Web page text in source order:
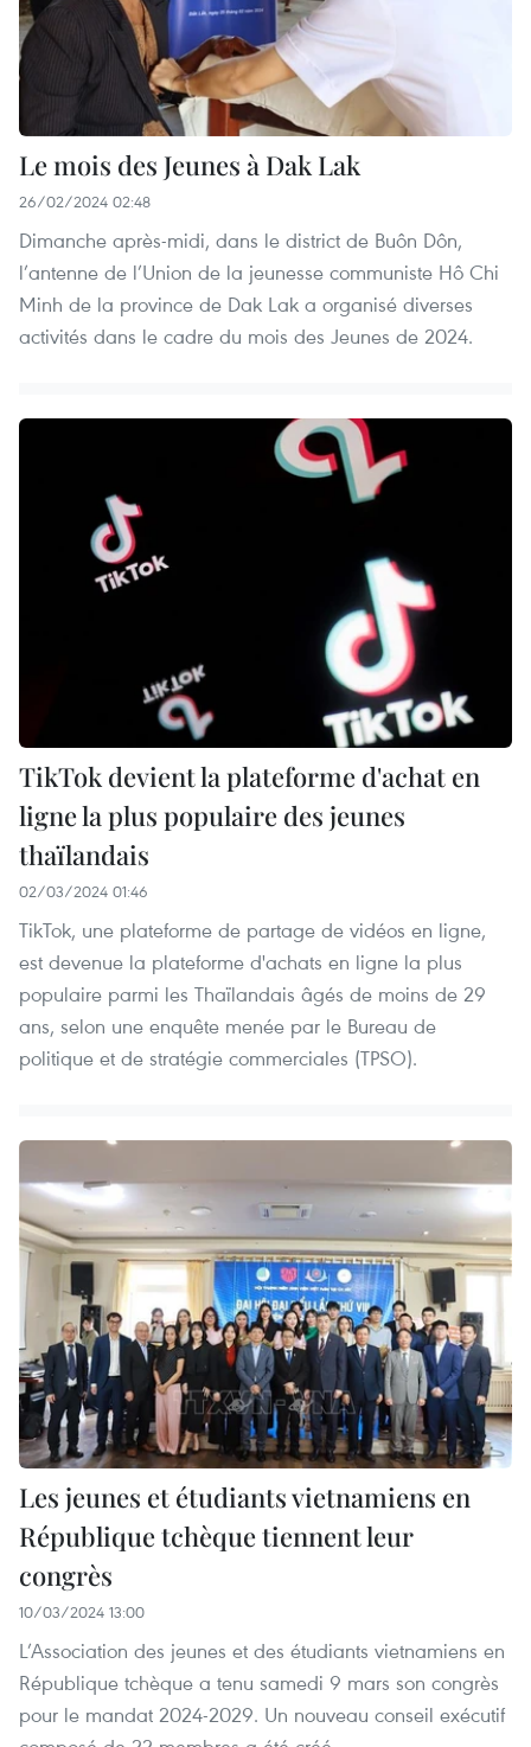
Le mois des Jeunes à Dak Lak
26/02/2024 02:48
Dimanche après-midi, dans le district de Buôn Dôn,
l’antenne de l’Union de la jeunesse communiste Hô Chi
Minh de la province de Dak Lak a organisé diverses
activités dans le cadre du mois des Jeunes de 2024.
TikTok devient la plateforme d'achat en
ligne la plus populaire des jeunes
thaïlandais
02/03/2024 01:46
TikTok, une plateforme de partage de vidéos en ligne,
est devenue la plateforme d'achats en ligne la plus
populaire parmi les Thaïlandais âgés de moins de 29
ans, selon une enquête menée par le Bureau de
politique et de stratégie commerciales (TPSO).
Les jeunes et étudiants vietnamiens en
République tchèque tiennent leur
congrès
10/03/2024 13:00
L’Association des jeunes et des étudiants vietnamiens en
République tchèque a tenu samedi 9 mars son congrès
pour le mandat 2024-2029. Un nouveau conseil exécutif